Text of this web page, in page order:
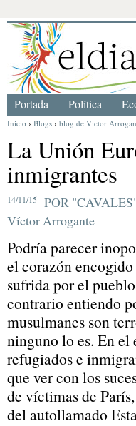
Inicio › Blogs › blog de Victor
La Unión
inmigrantes
14/11/15
POR
Víctor Arrogante
Podría parecer
el corazón
sufrida por el
contrario entiendo
musulmanes son
ninguno lo es. En el
refugiados e
que ver con los
de víctimas de
del autollamado
Portada Política